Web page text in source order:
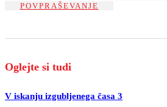
POVPRAŠEVANJE
Oglejte si tudi
V iskanju izgubljenega časa 3